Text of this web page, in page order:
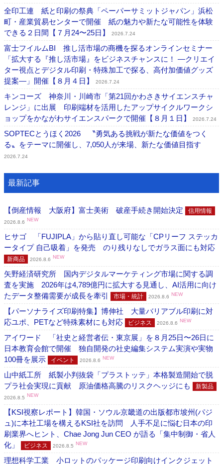
全印工連 紙と印刷の祭典「ペーパーサミットジャパン」浜松
町・産業貿易センターで開催 紙の魅力や新たな可能性を体験
できる２日間【７月24〜25日】
2026.7.24
富士フイルムBI 推し活市場の商機を探るオンラインセミナー
「拡大する『推し活市場』をビジネスチャンスに！ ―クリエイ
ター視点とデジタル印刷・特殊加工で探る、高付加価値グッズ
提案―」開催【８月４日】
2026.7.24
キンコーズ 神奈川・川崎市「第21回かわさきサイエンスチャ
レンジ」に出展 印刷端材を活用したアップサイクルワークシ
ョップをかながわサイエンスパークで開催【８月１日】
2026.7.24
SOPTECとうほく2026 〝勇気ある挑戦が新たな価値をつく
る〟をテーマに開催し、7,050人が来場、新たな価値目指す
2026.7.24
最新記事
【倒産情報 大阪府】富士美術 破産手続き開始決定 信用情報
2026.8.6 NEW
ヒサゴ 「FUJIPLA」から貼り直し可能な「CPリーフ ステッカ
ータイプ 自己吸着」を発売 のり残りなしでガラス面にも対応
新商品 2026.8.6 NEW
矢野経済研究所 国内デジタルマーケティング市場に関する調
査を実施 2026年は4,789億円に拡大する見通し、AI活用に向け
たデータ整備需要が成長を牽引
市場・統計 2026.8.6 NEW
【パーソナライズ印刷特集】博伸社 大量バリアブル印刷に対
応ユポ、PETなど特殊素材にも対応
ビジネス 2026.8.6 NEW
アイワード 「社史と経営者伝・東京展」を８月25日〜26日に
日本教育会館で開催 独自開発の社史編集システム実演や実物
100冊を展示
イベント 2026.8.6 NEW
山中紙工所 紙製小判抜袋「プラストッテ」本格製造開始で脱
プラ社会実現に貢献 原油価格高騰のリスクヘッジにも
新製品
2026.8.5 NEW
【KSI視察レポート】韓国・ソウル京畿道の出版都市坡州(パジ
ュ)に本社工場を構えるKSI社を訪問 人手不足に悩む日本の印
刷業界へヒント、Chae Jong Jun CEO が語る「集中制御・省人
化」
ビジネス 2026.8.5 NEW
理想科学工業 小ロットのパッケージ印刷向けインクジェット